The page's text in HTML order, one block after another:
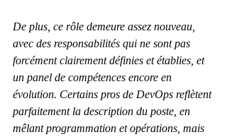
De plus, ce rôle demeure assez nouveau,
avec des responsabilités qui ne sont pas
forcément clairement définies et établies, et
un panel de compétences encore en
évolution. Certains pros de DevOps reflètent
parfaitement la description du poste, en
mêlant programmation et opérations, mais